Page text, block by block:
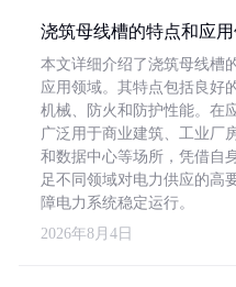
浇筑母线槽的特点和应
本文详细介绍了浇筑母线槽
应用领域。其特点包括良好
机械、防火和防护性能。在
广泛用于商业建筑、工业厂
和数据中心等场所，凭借自
足不同领域对电力供应的高
障电力系统稳定运行。
2026年8月4日